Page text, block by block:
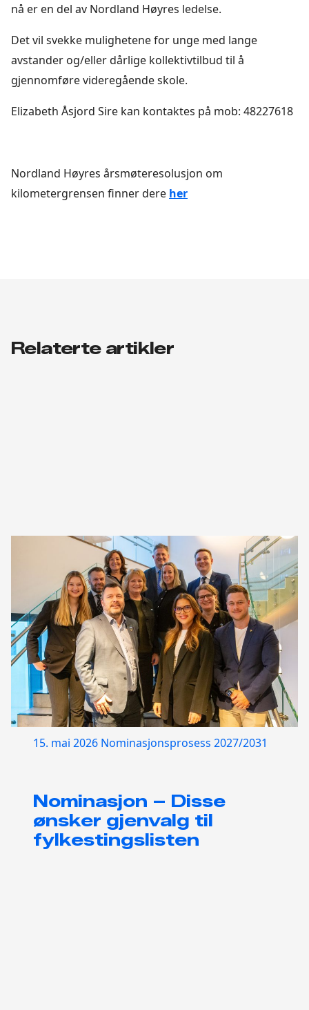
nå er en del av Nordland Høyres ledelse.
Det vil svekke mulighetene for unge med lange
avstander og/eller dårlige kollektivtilbud til å
gjennomføre videregående skole.
Elizabeth Åsjord Sire kan kontaktes på mob: 48227618
Nordland Høyres årsmøteresolusjon om
kilometergrensen finner dere her
Relaterte artikler
15. mai 2026 Nominasjonsprosess 2027/2031
Nominasjon – Disse
ønsker gjenvalg til
fylkestingslisten